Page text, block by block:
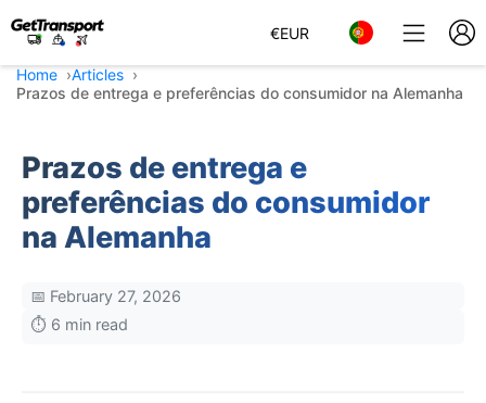
€EUR
Home
Articles
Prazos de entrega e preferências do consumidor na Alemanha
Prazos de entrega e
preferências do consumidor
na Alemanha
📅 February 27, 2026
⏱️ 6 min read